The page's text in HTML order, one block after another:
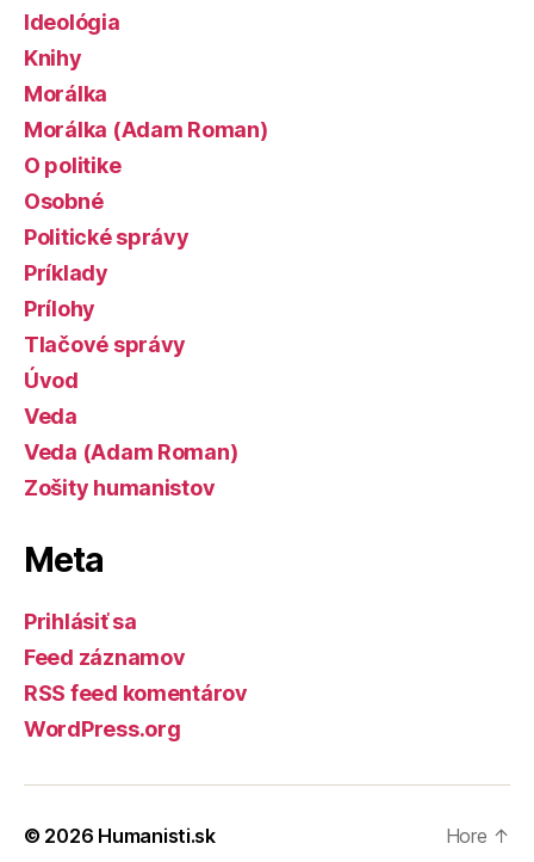
Ideológia
Knihy
Morálka
Morálka (Adam Roman)
O politike
Osobné
Politické správy
Príklady
Prílohy
Tlačové správy
Úvod
Veda
Veda (Adam Roman)
Zošity humanistov
Meta
Prihlásiť sa
Feed záznamov
RSS feed komentárov
WordPress.org
© 2026 Humanisti.sk Hore ↑